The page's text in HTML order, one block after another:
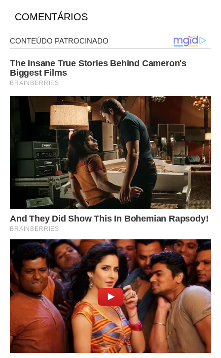
COMENTÁRIOS